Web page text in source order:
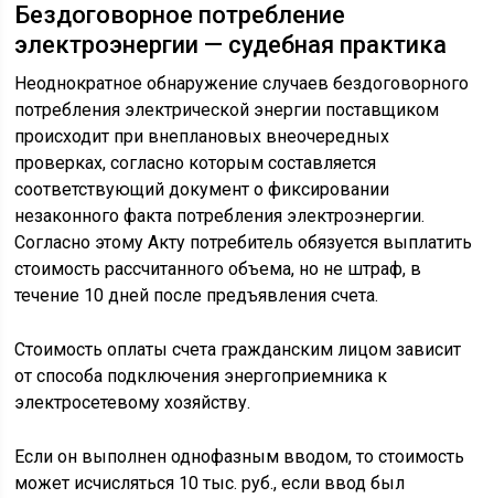
Бездоговорное потребление
электроэнергии — судебная практика
Неоднократное обнаружение случаев бездоговорного
потребления электрической энергии поставщиком
происходит при внеплановых внеочередных
проверках, согласно которым составляется
соответствующий документ о фиксировании
незаконного факта потребления электроэнергии.
Согласно этому Акту потребитель обязуется выплатить
стоимость рассчитанного объема, но не штраф, в
течение 10 дней после предъявления счета.
Стоимость оплаты счета гражданским лицом зависит
от способа подключения энергоприемника к
электросетевому хозяйству.
Если он выполнен однофазным вводом, то стоимость
может исчисляться 10 тыс. руб., если ввод был